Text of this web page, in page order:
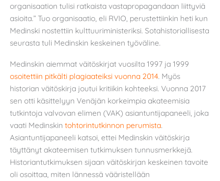
organisaation tulisi ratkaista vastapropagandaan liittyviä
asioita.” Tuo organisaatio, eli RVIO, perustettiinkin heti kun
Medinski nostettiin kulttuuriministeriksi. Sotahistoriallisesta
seurasta tuli Medinskin keskeinen työväline.
Medinskin aiemmat väitöskirjat vuosilta 1997 ja 1999
osoitettiin pitkälti plagiaateiksi vuonna 2014. Myös
historian väitöskirja joutui kritiikin kohteeksi. Vuonna 2017
sen otti käsittelyyn Venäjän korkeimpia akateemisia
tutkintoja valvovan elimen (VAK) asiantuntijapaneeli, joka
vaati Medinskin tohtorintutkinnon perumista.
Asiantuntijapaneeli katsoi, ettei Medinskin väitöskirja
täyttänyt akateemisen tutkimuksen tunnusmerkkejä.
Historiantutkimuksen sijaan väitöskirjan keskeinen tavoite
oli osoittaa, miten lännessä vääristellään